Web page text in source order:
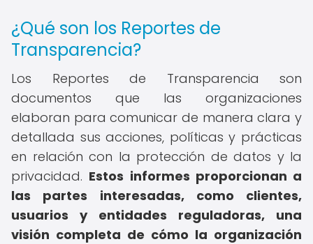
¿Qué son los Reportes de
Transparencia?
Los Reportes de Transparencia son
documentos que las organizaciones
elaboran para comunicar de manera clara y
detallada sus acciones, políticas y prácticas
en relación con la protección de datos y la
privacidad. Estos informes proporcionan a
las partes interesadas, como clientes,
usuarios y entidades reguladoras, una
visión completa de cómo la organización